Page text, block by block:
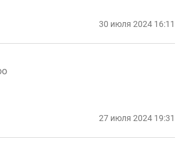
30 июля 2024 16:11
27 июля 2024 19:31